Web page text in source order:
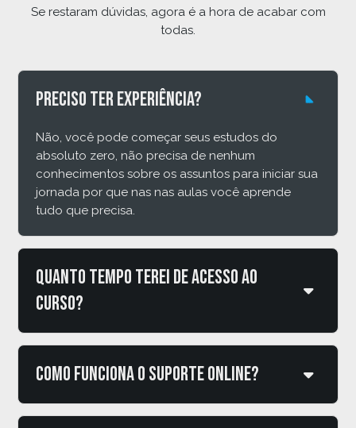
Se restaram dúvidas, agora é a hora de acabar com
todas.
Preciso ter experiência?
Não, você pode começar seus estudos do
absoluto zero, não precisa de nenhum
conhecimentos sobre os assuntos para iniciar sua
jornada por que nas nas aulas você aprende
tudo que precisa.
Quanto tempo terei de acesso ao
curso?
Como funciona o suporte online?